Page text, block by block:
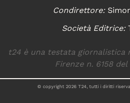
Condirettore:
Società Editrice:
t24 è una testata giornalistica
Firenze n. 6158 del
© copyright 2026 T24, tutti i diritti